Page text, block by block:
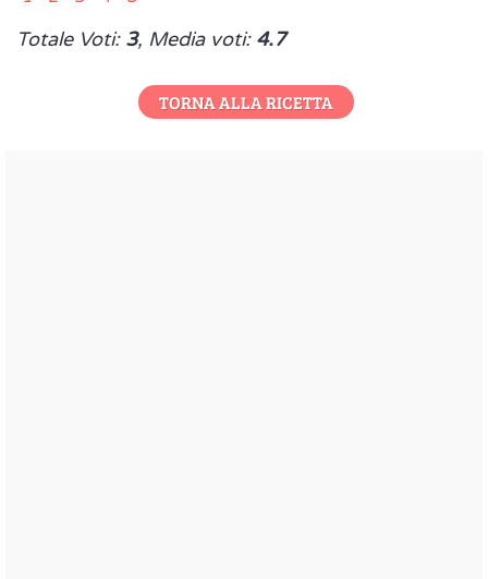
Totale Voti: 3, Media voti: 4.7
TORNA ALLA RICETTA